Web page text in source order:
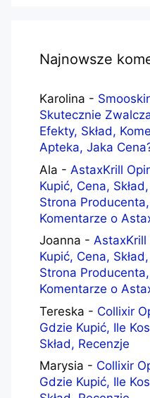
Najnowsze
Karolina -
Skutecznie
Efekty, Skład,
Apteka, Jaka
Ala - AstaxKrill
Kupić, Cena,
Strona
Komentarze o
Joanna - AstaxKrill
Kupić, Cena,
Strona
Komentarze o
Tereska - Collixir
Gdzie Kupić, Ile
Skład, Recenzje
Marysia - Collixir
Gdzie Kupić, Ile